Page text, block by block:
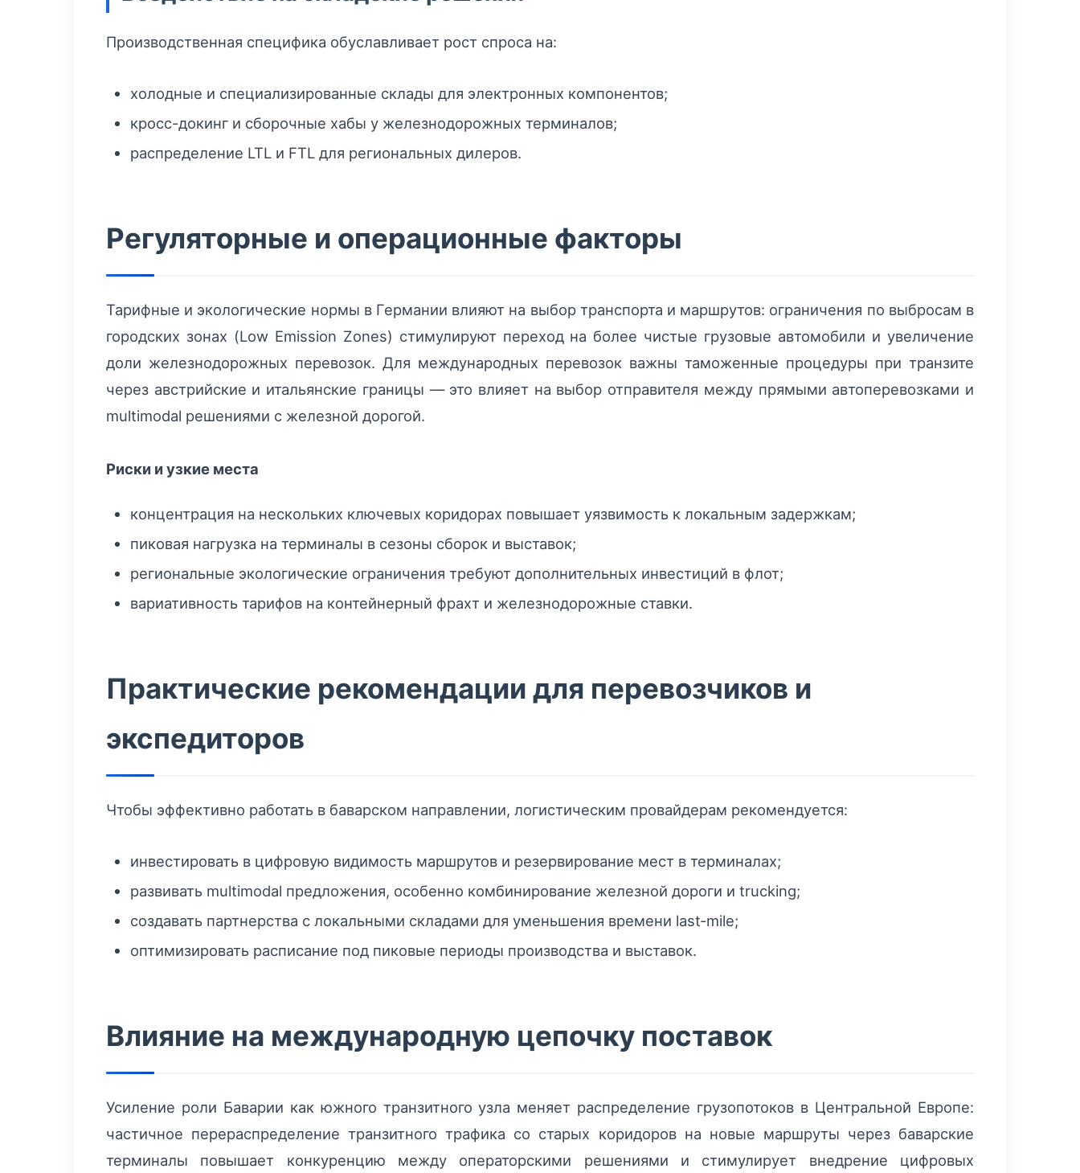
Производственная специфика обуславливает рост спроса на:
холодные и специализированные склады для электронных компонентов;
кросс-докинг и сборочные хабы у железнодорожных терминалов;
распределение LTL и FTL для региональных дилеров.
Регуляторные и операционные факторы
Тарифные и экологические нормы в Германии влияют на выбор транспорта и маршрутов: ограничения по выбросам в
городских зонах (Low Emission Zones) стимулируют переход на более чистые грузовые автомобили и увеличение
доли железнодорожных перевозок. Для международных перевозок важны таможенные процедуры при транзите
через австрийские и итальянские границы — это влияет на выбор отправителя между прямыми автоперевозками и
multimodal решениями с железной дорогой.
Риски и узкие места
концентрация на нескольких ключевых коридорах повышает уязвимость к локальным задержкам;
пиковая нагрузка на терминалы в сезоны сборок и выставок;
региональные экологические ограничения требуют дополнительных инвестиций в флот;
вариативность тарифов на контейнерный фрахт и железнодорожные ставки.
Практические рекомендации для перевозчиков и
экспедиторов
Чтобы эффективно работать в баварском направлении, логистическим провайдерам рекомендуется:
инвестировать в цифровую видимость маршрутов и резервирование мест в терминалах;
развивать multimodal предложения, особенно комбинирование железной дороги и trucking;
создавать партнерства с локальными складами для уменьшения времени last‑mile;
оптимизировать расписание под пиковые периоды производства и выставок.
Влияние на международную цепочку поставок
Усиление роли Баварии как южного транзитного узла меняет распределение грузопотоков в Центральной Европе:
частичное перераспределение транзитного трафика со старых коридоров на новые маршруты через баварские
терминалы повышает конкуренцию между операторскими решениями и стимулирует внедрение цифровых